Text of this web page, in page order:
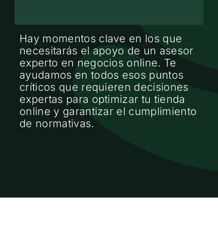
Hay momentos clave en los que
necesitarás el apoyo de un asesor
experto en negocios online. Te
ayudamos en todos esos puntos
críticos que requieren decisiones
expertas para optimizar tu tienda
online y garantizar el cumplimiento
de normativas.